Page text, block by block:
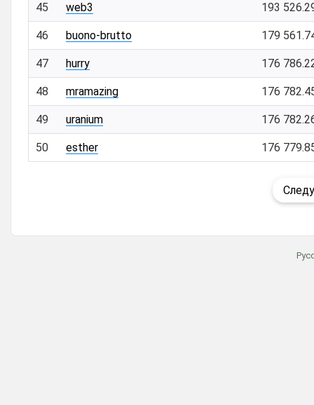
45 web3 193
46 buono-brutto 179
47 hurry 176
48 mramazing 176
49 uranium 176
50 esther 176